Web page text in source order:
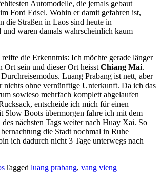
Automodelle, die jemals gebaut
Ford Edsel. Wohin er damit gefahren ist,
die Straßen in Laos sind heute in
und waren damals wahrscheinlich kaum
die Erkenntnis: Ich möchte gerade länger
Ort sein und dieser Ort heisstChiang Mai.
Luang Prabang ist nett, aber
nichts ohne vernünftige Unterkunft. Da ich das
sowieso mehrfach komplett abgelaufen
entscheide ich mich für einen
Slow Boots übermorgen fahre ich mit dem
nächsten Tags weiter nach Huay Xai. So
die Stadt nochmal in Ruhe
ich dadurch nicht 3 Tage unterwegs nach
Tagged luang prabang, vang vieng